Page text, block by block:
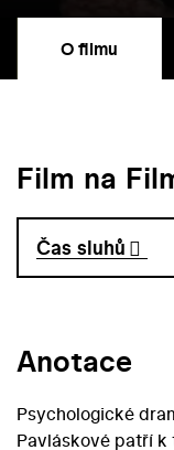
O filmu
Film na
Čas sluhů
Anotace
Psychologické
Pavláskové patří